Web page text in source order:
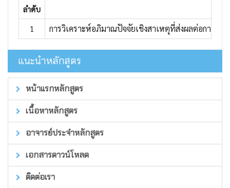
ลำดับ
1 การวิเคราะห์อภิมาณปัจจัยเชิงสาเหตุที่ส่งผลต่อการป
แนะนำหลักสูตร
หน้าแรกหลักสูตร
เนื้อหาหลักสูตร
อาจารย์ประจำหลักสูตร
เอกสารดาวน์โหลด
ติดต่อเรา